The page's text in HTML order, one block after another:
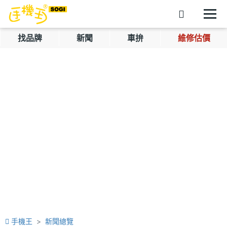
找品牌 新聞 車拚 維修估價
手機王 新聞總覽